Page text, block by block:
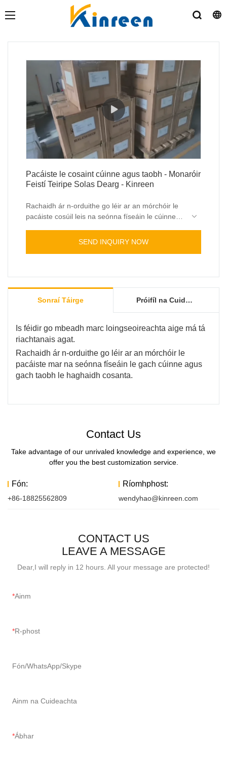
Pacáiste le cosaint cúinne agus taobh - Monaróir
Feistí Teiripe Solas Dearg - Kinreen
Rachaidh ár n-orduithe go léir ar an mórchóir le
pacáiste cosúil leis na seónna físeáin le cúinne
sheachaint le linn iompair idirnáisiúnta.
SEND INQUIRY NOW
Sonraí Táirge Próifíl na Cuideachta
Is féidir go mbeadh marc loingseoireachta aige má tá
riachtanais agat.
Rachaidh ár n-orduithe go léir ar an mórchóir le
pacáiste mar na seónna físeáin le gach cúinne agus
gach taobh le haghaidh cosanta.
Contact Us
Take advantage of our unrivaled knowledge and experience, we
offer you the best customization service.
Fón:
+86-18825562809
Ríomhphost:
wendyhao@kinreen.com
CONTACT US
LEAVE A MESSAGE
Dear,I will reply in 12 hours. All your message are protected!
Ainm
R-phost
Fón/WhatsApp/Skype
Ainm na Cuideachta
Ábhar